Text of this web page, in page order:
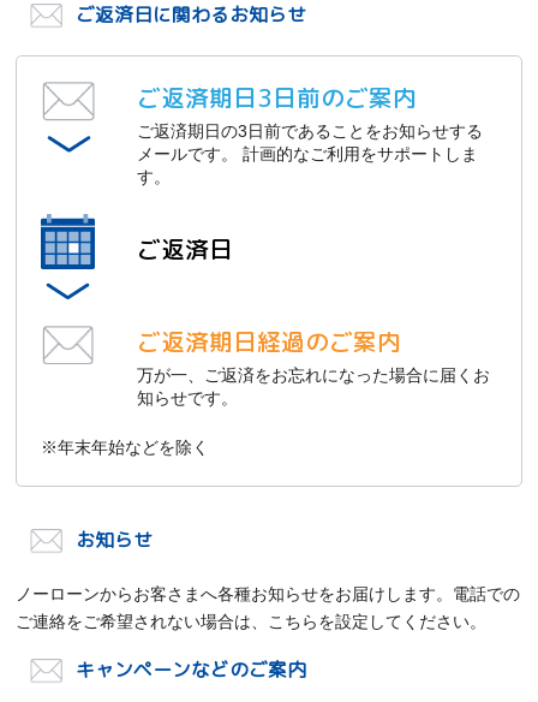
ご返済日に関わるお知らせ
ご返済期日3日前のご案内
ご返済期日の3日前であることをお知らせする
メールです。
計画的なご利用をサポートしま
す。
ご返済日
ご返済期日経過のご案内
万が一、ご返済をお忘れになった場合に届くお
知らせです。
※年末年始などを除く
お知らせ
ノーローンからお客さまへ各種お知らせをお届けします。電話での
ご連絡をご希望されない場合は、こちらを設定してください。
キャンペーンなどのご案内